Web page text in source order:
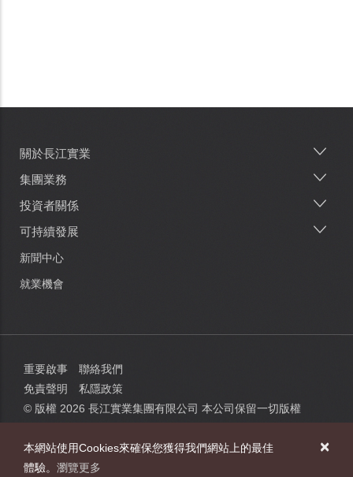
Main
navigation
關於長江實業
集團業務
投資者關係
可持續發展
新聞中心
就業機會
重要啟事
聯絡我們
免責聲明
私隱政策
© 版權 2026 長江實業集團有限公司 本公司保留一切版權
本網站使用Cookies來確保您獲得我們網站上的最佳
體驗。 瀏覽更多
×